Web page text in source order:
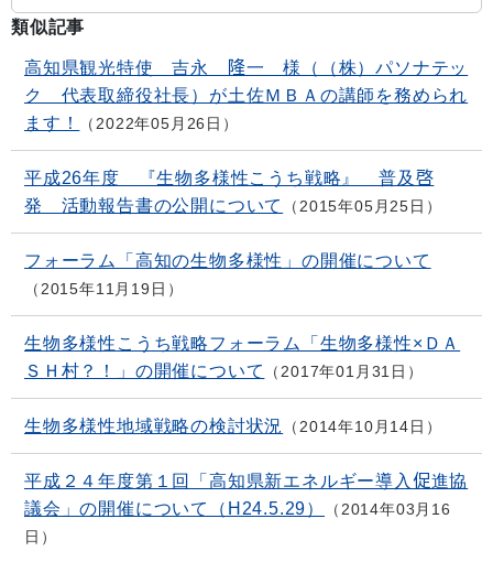
類似記事
高知県観光特使 吉永 隆一 様（（株）パソナテッ
ク 代表取締役社長）が土佐ＭＢＡの講師を務められ
ます！
2022年05月26日
平成26年度 『生物多様性こうち戦略』 普及啓
発 活動報告書の公開について
2015年05月25日
フォーラム「高知の生物多様性」の開催について
2015年11月19日
生物多様性こうち戦略フォーラム「生物多様性×ＤＡ
ＳＨ村？！」の開催について
2017年01月31日
生物多様性地域戦略の検討状況 2014年10月14日
平成２４年度第１回「高知県新エネルギー導入促進協
議会」の開催について（H24.5.29）
2014年03月16
日